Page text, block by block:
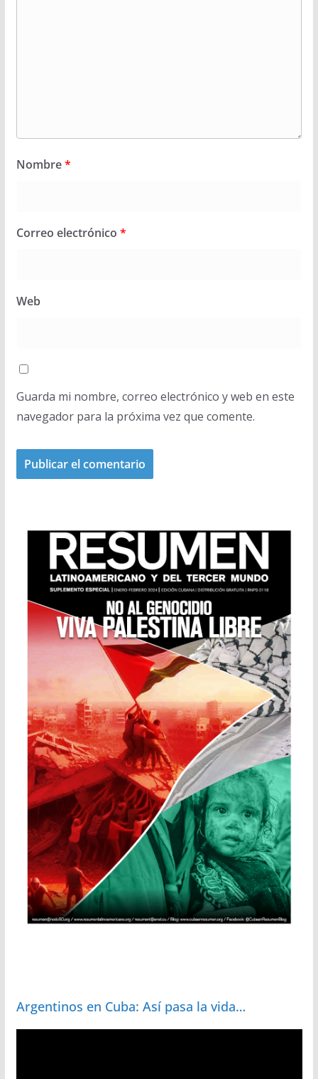
Nombre*
Correo electrónico *
Web
Guarda mi nombre, correo electrónico y web en este
navegador para la próxima vez que comente.
Argentinos en Cuba: Así pasa la vida…